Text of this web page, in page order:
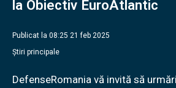
la Obiectiv EuroAtlantic
Publicat la 08:25 21 feb 2025
Știri principale
DefenseRomania vă invită să